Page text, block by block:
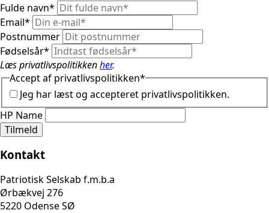
Fulde navn*
Email*
Postnummer
Fødselsår*
Læs privatlivspolitikkenher.
Accept af privatlivspolitikken*
Jeg har læst og accepteret privatlivspolitikken.
HP Name
Tilmeld
Kontakt
Patriotisk Selskab f.m.b.a
Ørbækvej 276
5220 Odense SØ